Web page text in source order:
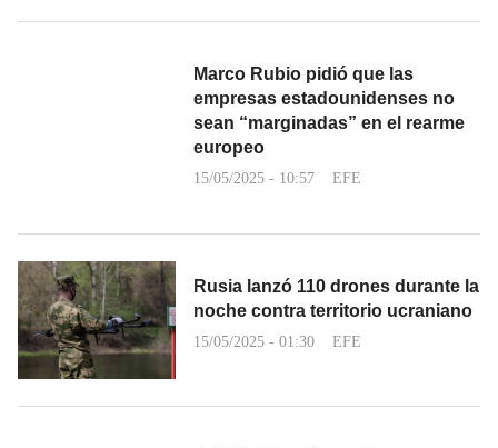
Marco Rubio pidió que las
empresas estadounidenses no
sean “marginadas” en el rearme
europeo
15/05/2025 - 10:57 EFE
Rusia lanzó 110 drones durante la
noche contra territorio ucraniano
15/05/2025 - 01:30 EFE